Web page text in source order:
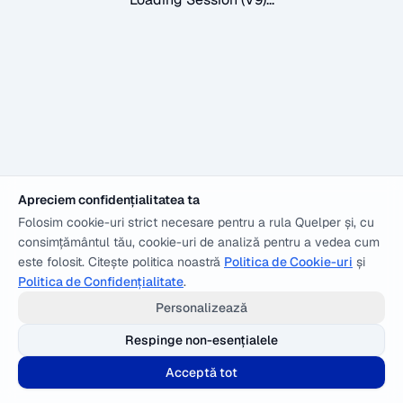
Apreciem confidențialitatea ta
Folosim cookie-uri strict necesare pentru a rula Quelper și, cu
consimțământul tău, cookie-uri de analiză pentru a vedea cum
este folosit. Citește politica noastră Politica de Cookie-uri și
Politica de Confidențialitate.
Personalizează
Respinge non-esențialele
Acceptă tot